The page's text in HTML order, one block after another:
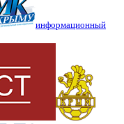
информационный